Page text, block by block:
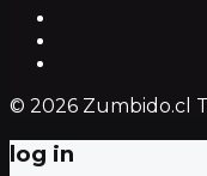
© 2026 Zumbido.cl
log in